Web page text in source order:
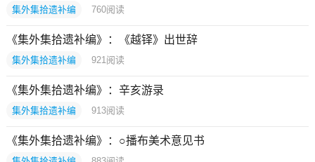
集外集拾遗补编 760阅读
《集外集拾遗补编》：《越铎》出世辞
集外集拾遗补编 921 阅读
《集外集拾遗补编》：辛亥游录
集外集拾遗补编 913阅读
《集外集拾遗补编》：○播布美术意见书